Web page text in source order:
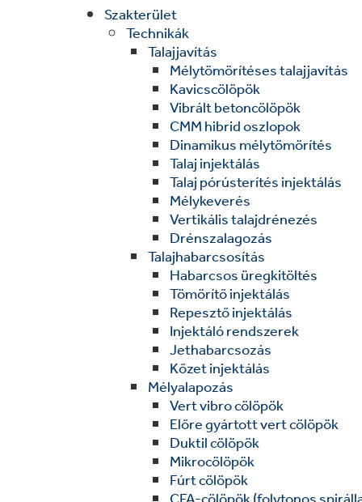
Szakterület
Technikák
Talajjavítás
Mélytömörítéses talajjavítás
Kavicscölöpök
Vibrált betoncölöpök
CMM hibrid oszlopok
Dinamikus mélytömörítés
Talaj injektálás
Talaj pórústerítés injektálás
Mélykeverés
Vertikális talajdrénezés
Drénszalagozás
Talajhabarcsosítás
Habarcsos üregkitöltés
Tömörítő injektálás
Repesztő injektálás
Injektáló rendszerek
Jethabarcsozás
Kőzet injektálás
Mélyalapozás
Vert vibro cölöpök
Előre gyártott vert cölöpök
Duktil cölöpök
Mikrocölöpök
Fúrt cölöpök